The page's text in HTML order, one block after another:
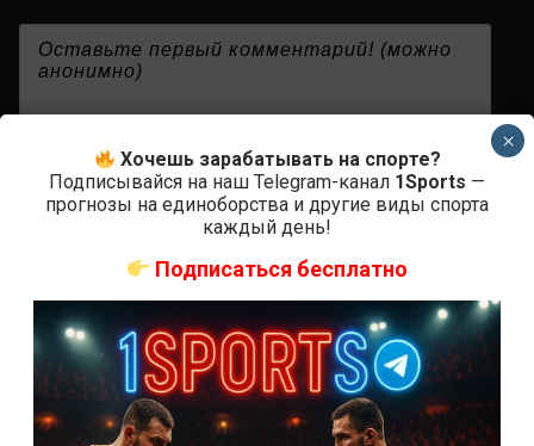
КОММЕНТАРИЕВ
Хочешь зарабатывать на спорте?
Подписывайся на наш Telegram-канал 1Sports —
прогнозы на единоборства и другие виды спорта
каждый день!
Подписаться бесплатно
×